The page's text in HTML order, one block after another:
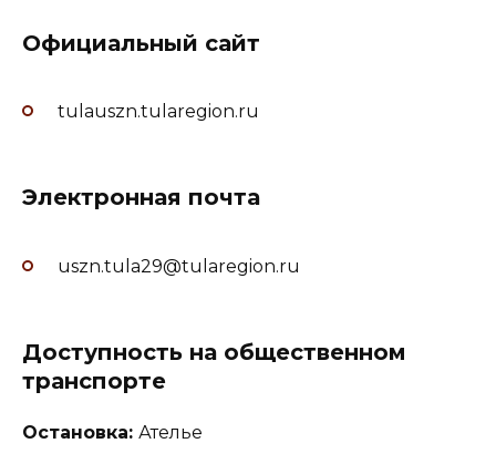
Официальный сайт
tulauszn.tularegion.ru
Электронная почта
uszn.tula29@tularegion.ru
Доступность на общественном
транспорте
Остановка: Ателье